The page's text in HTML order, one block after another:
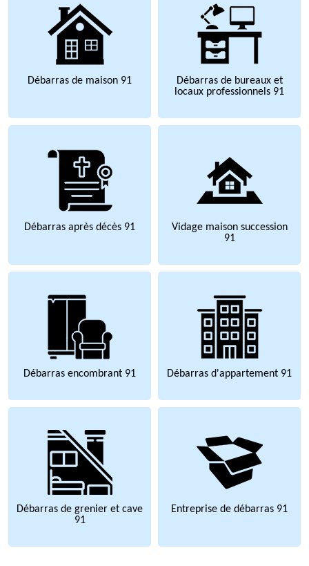
Débarras de maison 91
Débarras de bureaux et
locaux professionnels 91
Débarras après décès 91
Vidage maison succession
91
Débarras encombrant 91 Débarras d'appartement 91
Débarras de grenier et cave
91
Entreprise de débarras 91